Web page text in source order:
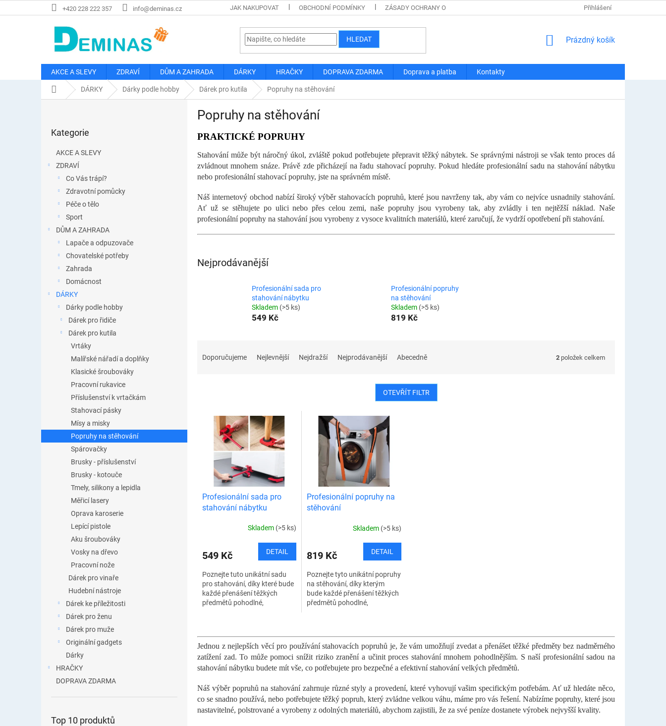
na
+420 228 222 357 info@deminas.cz JAK NAKUPOVAT OBCHODNÍ PODMÍNKY ZÁSADY OCHRANY OSOBNÍCH ÚDAJŮ DOPRAVA A PLATBA
Přihlášení
HLEDAT
NÁKUPNÍ
Prázdný košík
AKCE A SLEVY ZDRAVÍ DŮM A ZAHRADA DÁRKY HRAČKY DOPRAVA ZDARMA Doprava a platba Kontakty
Domů DÁRKY Dárky podle hobby Dárek pro kutila Popruhy na stěhování
kategorie
Kategorie
AKCE A SLEVY
ZDRAVÍ
Co Vás trápí?
Zdravotní pomůcky
Péče o tělo
Sport
DŮM A ZAHRADA
Lapače a odpuzovače
Chovatelské potřeby
Zahrada
Domácnost
DÁRKY
Dárky podle hobby
Dárek pro řidiče
Dárek pro kutila
Vrtáky
Malířské nářadí a doplňky
Klasické šroubováky
Pracovní rukavice
Příslušenství k vrtačkám
Stahovací pásky
Mísy a misky
Popruhy na stěhování
Spárovačky
Brusky - příslušenství
Brusky - kotouče
Tmely, silikony a lepidla
Měřicí lasery
Oprava karoserie
Lepící pistole
Aku šroubováky
Vosky na dřevo
Pracovní nože
Dárek pro vinaře
Hudební nástroje
Dárek ke příležitosti
Dárek pro ženu
Dárek pro muže
Originální gadgets
Dárky
HRAČKY
DOPRAVA ZDARMA
Top 10 produktů
Popruhy na stěhování
PRAKTICKÉ POPRUHY
Stahování může být náročný úkol, zvláště pokud potřebujete přepravit těžký nábytek. Se správnými nástroji se však tento proces dá
zvládnout mnohem snáze. Právě zde přicházejí na řadu stahovací popruhy. Pokud hledáte profesionální sadu na stahování nábytku
nebo profesionální stahovací popruhy, jste na správném místě.
Náš internetový obchod nabízí široký výběr stahovacích popruhů, které jsou navrženy tak, aby vám co nejvíce usnadnily stahování.
Ať už se stěhujete po ulici nebo přes celou zemi, naše popruhy jsou vyrobeny tak, aby zvládly i ten nejtěžší náklad. Naše
profesionální popruhy na stahování jsou vyrobeny z vysoce kvalitních materiálů, které zaručují, že vydrží opotřebení při stahování.
Nejprodávanější
Profesionální sada pro
stahování nábytku
Skladem (>5 ks)
549 Kč
Profesionální popruhy
na stěhování
Skladem (>5 ks)
819 Kč
Doporučujeme Nejlevnější Nejdražší Nejprodávanější Abecedně 2 položek celkem
OTEVŘÍT FILTR
Profesionální sada pro
stahování nábytku
Skladem (>5 ks)
549 Kč DETAIL
Poznejte tuto unikátní sadu
pro stahování, díky které bude
každé přenášení těžkých
předmětů pohodlné,
Profesionální popruhy na
stěhování
Skladem (>5 ks)
819 Kč DETAIL
Poznejte tyto unikátní popruhy
na stěhování, díky kterým
bude každé přenášení těžkých
předmětů pohodlné,
v
l
á
d
a
c
í
p
r
Jednou z nejlepších věcí pro používání stahovacích popruhů je, že vám umožňují zvedat a přenášet těžké předměty bez nadměrného
zatížení zad. To může pomoci snížit riziko zranění a učinit proces stahování mnohem pohodlnějším. S naší profesionální sadou na
stahování nábytku budete mít vše, co potřebujete pro bezpečné a efektivní stahování velkých předmětů.
Náš výběr popruhů na stahování zahrnuje různé styly a provedení, které vyhovují vašim specifickým potřebám. Ať už hledáte něco,
co se snadno používá, nebo potřebujete těžký popruh, který zvládne velkou váhu, máme pro vás řešení. Nabízíme popruhy, které jsou
nastavitelné, polstrované a vyrobeny z odolných materiálů, abychom zajistili, že za své peníze dostanete výrobek nejvyšší kvality.